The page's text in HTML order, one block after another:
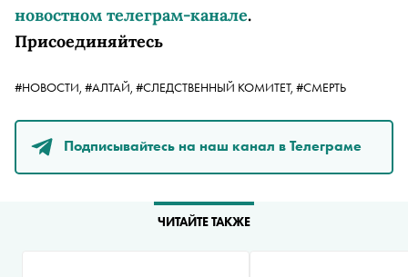
новостном телеграм-канале.
Присоединяйтесь
#НОВОСТИ, #АЛТАЙ, #СЛЕДСТВЕННЫЙ КОМИТЕТ, #СМЕРТЬ
Подписывайтесь на наш канал в Телеграме
ЧИТАЙТЕ ТАКЖЕ